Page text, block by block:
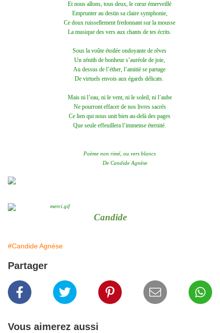
Et nous allons, tous deux, le cœur émerveillé
Emprunter au destin sa claire symphonie,
Ce doux ruissellement fredonnant sur la mousse
La musique des vers aux chants de tes écrits.
Sous la voûte étoilée ondoyante de rêves
Un zénith de bonheur s’auréole de joie,
Au dessus de l’éther, l’amitié se partage
De virtuels envois aux égards délicats.
Mais ni l’eau, ni le vent, ni le soleil, ni l’aube
Ne pourront effacer de nos livres sacrés
Ce lien qui nous unit bien au-delà des pages
Que seule effeuillera l’immense éternité.
Poème non rimé, ou vers blancs
De Candide Agnèse
Candide
#Candide Agnèse
Partager
Vous aimerez aussi